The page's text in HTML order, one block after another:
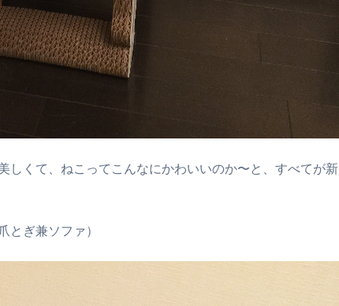
しくて、ねこってこんなにかわいいのか〜と、すべてが新
とぎ兼ソファ）